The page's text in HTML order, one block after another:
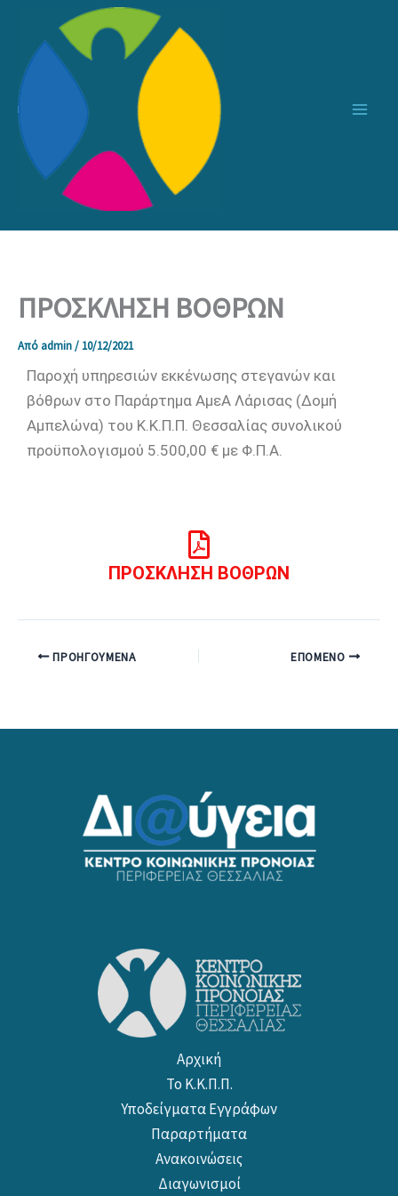
περιεχόμενο
ΠΡΟΣΚΛΗΣΗ ΒΟΘΡΩΝ
Από admin/ 10/12/2021
Παροχή υπηρεσιών εκκένωσης στεγανών και
βόθρων στο Παράρτημα ΑμεΑ Λάρισας (Δομή
Αμπελώνα) του Κ.Κ.Π.Π. Θεσσαλίας συνολικού
προϋπολογισμού 5.500,00 € με Φ.Π.Α.
ΠΡΟΣΚΛΗΣΗ ΒΟΘΡΩΝ
ΠΡΟΗΓΟΎΜΕΝΑ ΕΠΌΜΕΝΟ
Αρχική
Το Κ.Κ.Π.Π.
Υποδείγματα Εγγράφων
Παραρτήματα
Ανακοινώσεις
Διαγωνισμοί